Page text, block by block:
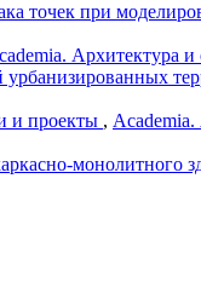
точек при
Архитектура и
урбанизированных
и проекты ,
монолитного